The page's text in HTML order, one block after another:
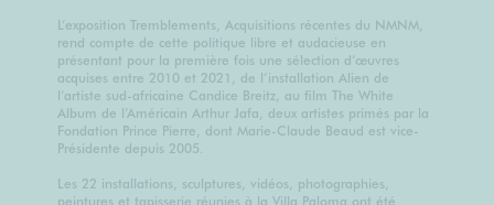
L’exposition Tremblements, Acquisitions récentes du NMNM,
rend compte de cette politique libre et audacieuse en
présentant pour la première fois une sélection d’œuvres
acquises entre 2010 et 2021, de l’installation Alien de
l’artiste sud-africaine Candice Breitz, au film The White
Album de l’Américain Arthur Jafa, deux artistes primés par la
Fondation Prince Pierre, dont Marie-Claude Beaud est vice-
Présidente depuis 2005.
Les 22 installations, sculptures, vidéos, photographies,
peintures et tapisserie réunies à la Villa Paloma ont été